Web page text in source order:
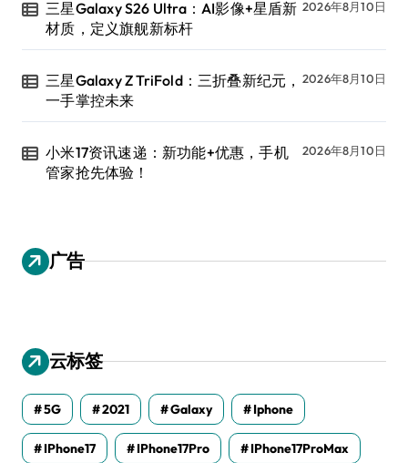
三星Galaxy S26 Ultra：AI影像+星盾新
材质，定义旗舰新标杆
2026年8月10日
三星Galaxy Z TriFold：三折叠新纪元，
一手掌控未来
2026年8月10日
小米17资讯速递：新功能+优惠，手机
管家抢先体验！
2026年8月10日
广告
云标签
5G 2021 Galaxy Iphone
IPhone17 IPhone17Pro IPhone17ProMax